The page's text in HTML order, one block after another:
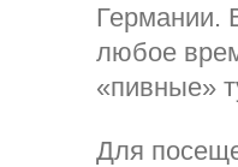
Германии.
любое
«пивные»
Для